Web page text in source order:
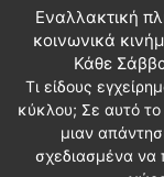
Εναλλακτική
κοινωνικά
Κάθε
Τι είδους
κύκλου; Σε αυτό
μιαν
σχεδιασμένα να